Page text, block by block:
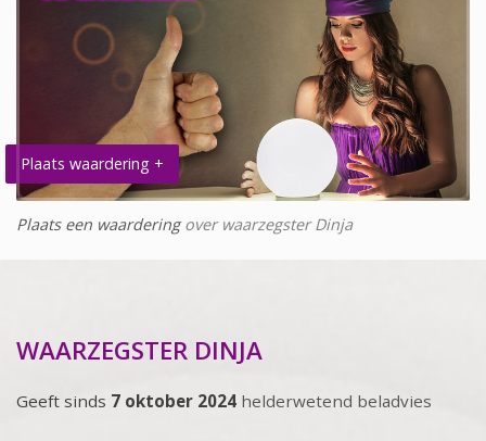
Plaats waardering +
Plaats een waarderingover waarzegster Dinja
WAARZEGSTER DINJA
Geeft sinds 7 oktober 2024 helderwetend beladvies